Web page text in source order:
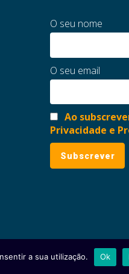
O seu nome
O seu email
Ao
Privacidade e
Editorial Política de
a sua utilização. Ok